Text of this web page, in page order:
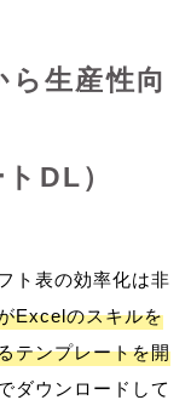
生産性向
DL）
ト表の効率化は非
Excelのスキルを
テンプレートを開
ダウンロードして